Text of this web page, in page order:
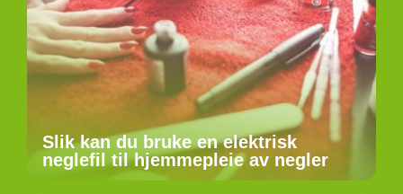
Slik kan du bruke en elektrisk
neglefil til hjemmepleie av negler